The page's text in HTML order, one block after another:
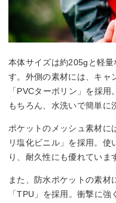
本体サイズは約205gと軽
す。外側の素材には、キャ
「PVCターポリン」を採
もちろん、水洗いで簡単に
ポケットのメッシュ素材に
リ塩化ビニル」を採用。使
り、耐久性にも優れていま
また、防水ポケットの素材
「TPU」を採用。衝撃に